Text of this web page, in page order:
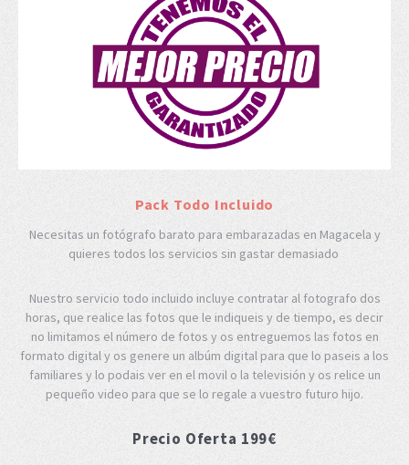
Pack Todo Incluido
Necesitas un fotógrafo barato para embarazadas en Magacela y
quieres todos los servicios sin gastar demasiado
Nuestro servicio todo incluido incluye contratar al fotografo dos
horas, que realice las fotos que le indiqueis y de tiempo, es decir
no limitamos el número de fotos y os entreguemos las fotos en
formato digital y os genere un albúm digital para que lo paseis a los
familiares y lo podais ver en el movil o la televisión y os relice un
pequeño video para que se lo regale a vuestro futuro hijo.
Precio Oferta 199€